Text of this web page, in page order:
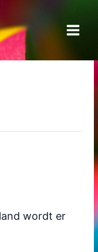
Menu
wordt er